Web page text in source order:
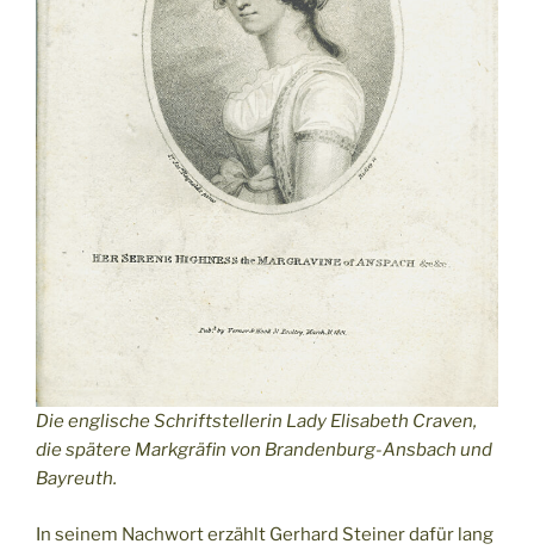
Die englische Schriftstellerin Lady Elisabeth Craven,
die spätere Markgräfin von Brandenburg-Ansbach und
Bayreuth.
In seinem Nachwort erzählt Gerhard Steiner dafür lang